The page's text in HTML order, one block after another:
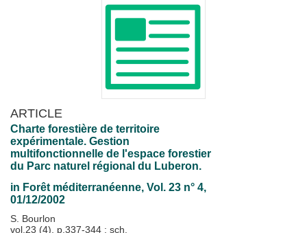
ARTICLE
Charte forestière de territoire
expérimentale. Gestion
multifonctionnelle de l'espace forestier
du Parc naturel régional du Luberon.
in Forêt méditerranéenne, Vol. 23 n° 4,
01/12/2002
S. Bourlon
vol.23 (4), p.337-344 ; sch.